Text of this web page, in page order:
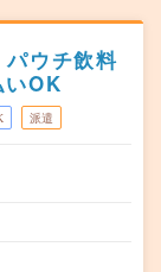
パウチ飲料
いOK
派遣